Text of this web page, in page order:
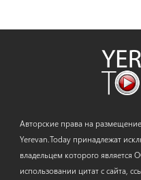
Авторские права на
Yerevan.Today принадлежат
владельцем которого
использовании цитат с сайта,